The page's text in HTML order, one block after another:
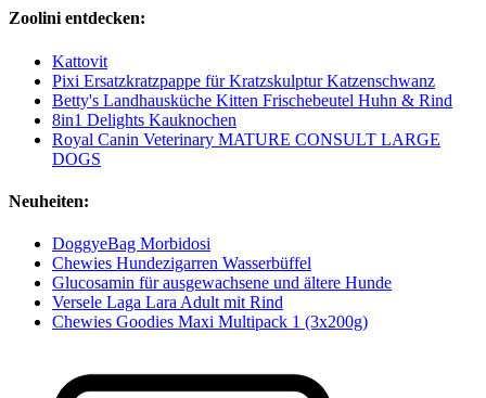
Zoolini entdecken:
Kattovit
Pixi Ersatzkratzpappe für Kratzskulptur Katzenschwanz
Betty's Landhausküche Kitten Frischebeutel Huhn & Rind
8in1 Delights Kauknochen
Royal Canin Veterinary MATURE CONSULT LARGE
DOGS
Neuheiten:
DoggyeBag Morbidosi
Chewies Hundezigarren Wasserbüffel
Glucosamin für ausgewachsene und ältere Hunde
Versele Laga Lara Adult mit Rind
Chewies Goodies Maxi Multipack 1 (3x200g)